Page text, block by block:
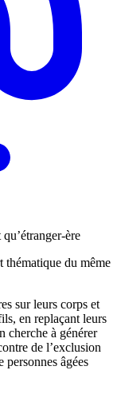
ère
thématique du même
sur leurs corps et
en replaçant leurs
cherche à générer
de l’exclusion
personnes âgées